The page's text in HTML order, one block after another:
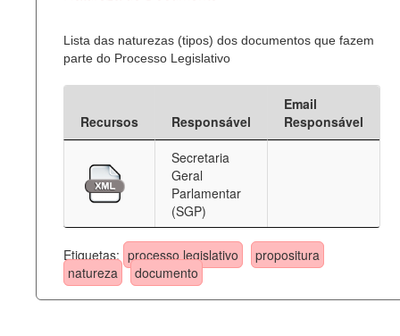
Lista das naturezas (tipos) dos documentos que fazem
parte do Processo Legislativo
Recursos Responsável
Email
Responsável
Secretaria
Geral
Parlamentar
(SGP)
Etiquetas: processo legislativo
propositura
natureza
documento